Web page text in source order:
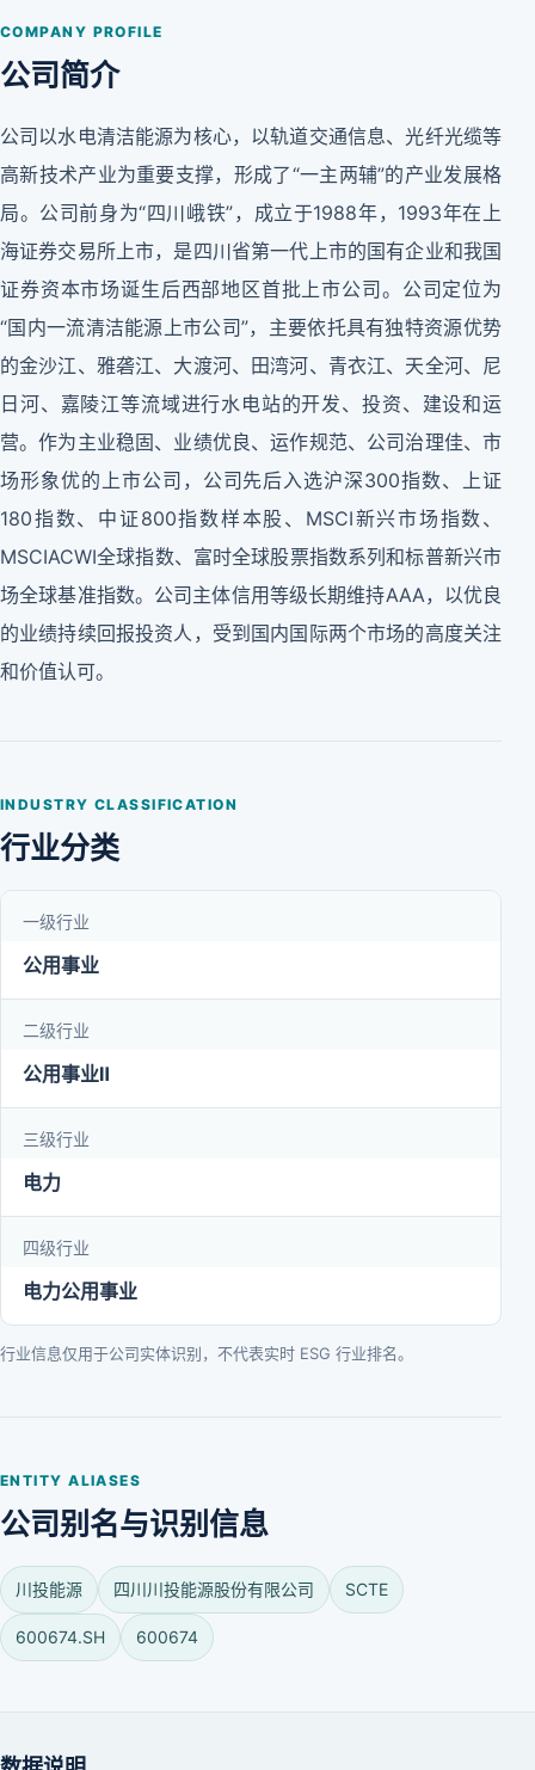
COMPANY PROFILE
公司简介
公司以水电清洁能源为核心，以轨道交通信息、光纤光缆等
高新技术产业为重要支撑，形成了“一主两辅”的产业发展格
局。公司前身为“四川峨铁”，成立于1988年，1993年在上
海证券交易所上市，是四川省第一代上市的国有企业和我国
证券资本市场诞生后西部地区首批上市公司。公司定位为
“国内一流清洁能源上市公司”，主要依托具有独特资源优势
的金沙江、雅砻江、大渡河、田湾河、青衣江、天全河、尼
日河、嘉陵江等流域进行水电站的开发、投资、建设和运
营。作为主业稳固、业绩优良、运作规范、公司治理佳、市
场形象优的上市公司，公司先后入选沪深300指数、上证
180指数、中证800指数样本股、MSCI新兴市场指数、
MSCIACWI全球指数、富时全球股票指数系列和标普新兴市
场全球基准指数。公司主体信用等级长期维持AAA，以优良
的业绩持续回报投资人，受到国内国际两个市场的高度关注
和价值认可。
INDUSTRY CLASSIFICATION
行业分类
一级行业
公用事业
二级行业
公用事业Ⅱ
三级行业
电力
四级行业
电力公用事业
行业信息仅用于公司实体识别，不代表实时 ESG 行业排名。
ENTITY ALIASES
公司别名与识别信息
川投能源 四川川投能源股份有限公司 SCTE
600674.SH 600674